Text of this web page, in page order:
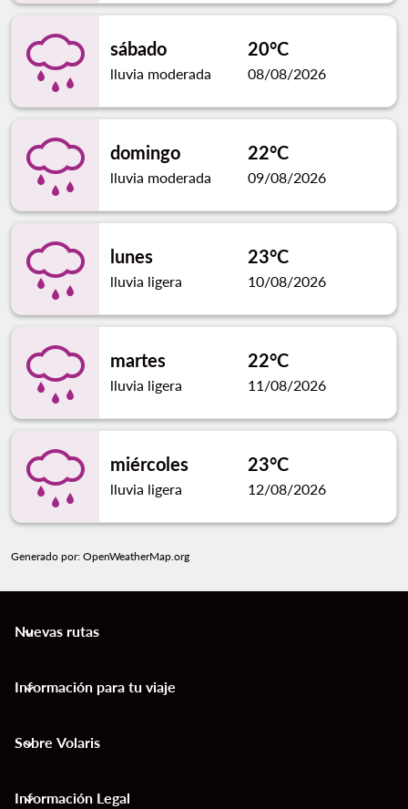
sábado
lluvia moderada
20°C
08/08/2026
domingo
lluvia moderada
22°C
09/08/2026
lunes
lluvia ligera
23°C
10/08/2026
martes
lluvia ligera
22°C
11/08/2026
miércoles
lluvia ligera
23°C
12/08/2026
Generado por: OpenWeatherMap.org
Nuevas rutas
keyboard_arrow_down
Información para tu viaje
keyboard_arrow_down
Sobre Volaris
keyboard_arrow_down
Información Legal
keyboard_arrow_down